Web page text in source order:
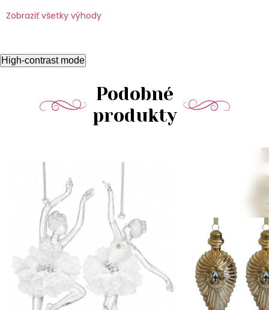
Zobraziť všetky výhody
High-contrast mode
Podobné
produkty